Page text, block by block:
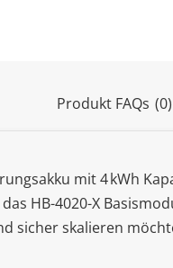
Produkt FAQs (0)
mit 4 kWh
HB-4020-X
sicher skalieren